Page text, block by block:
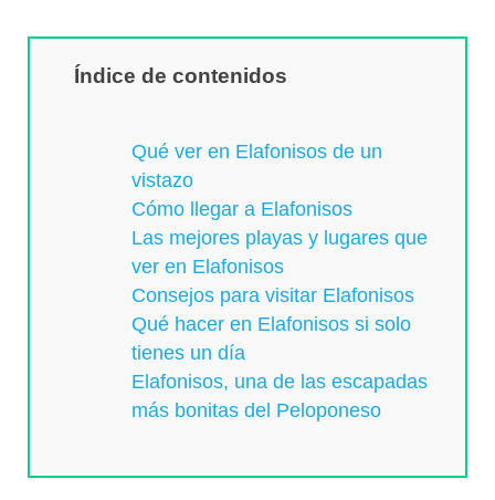
Índice de contenidos
Qué ver en Elafonisos de un
vistazo
Cómo llegar a Elafonisos
Las mejores playas y lugares que
ver en Elafonisos
Consejos para visitar Elafonisos
Qué hacer en Elafonisos si solo
tienes un día
Elafonisos, una de las escapadas
más bonitas del Peloponeso